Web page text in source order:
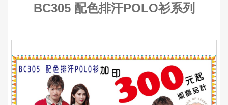
BC305 配色排汗POLO衫系列